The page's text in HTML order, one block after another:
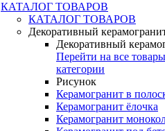
КАТАЛОГ ТОВАРОВ
КАТАЛОГ ТОВАРОВ
Декоративный
Декоративный
Перейти на все товары
категории
Рисунок
Керамогранит в
Керамогранит ёлочка
Керамогранит